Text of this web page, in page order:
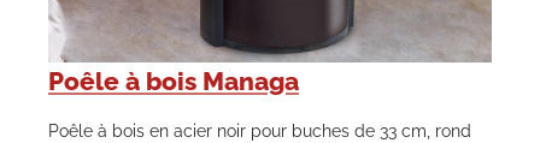
Poêle à bois Managa
Poêle à bois en acier noir pour buches de 33 cm, rond